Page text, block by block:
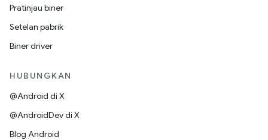
Pratinjau biner
Setelan pabrik
Biner driver
HUBUNGKAN
@Android di X
@AndroidDev di X
Blog Android